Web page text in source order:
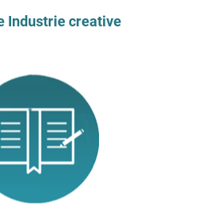
Industrie creative